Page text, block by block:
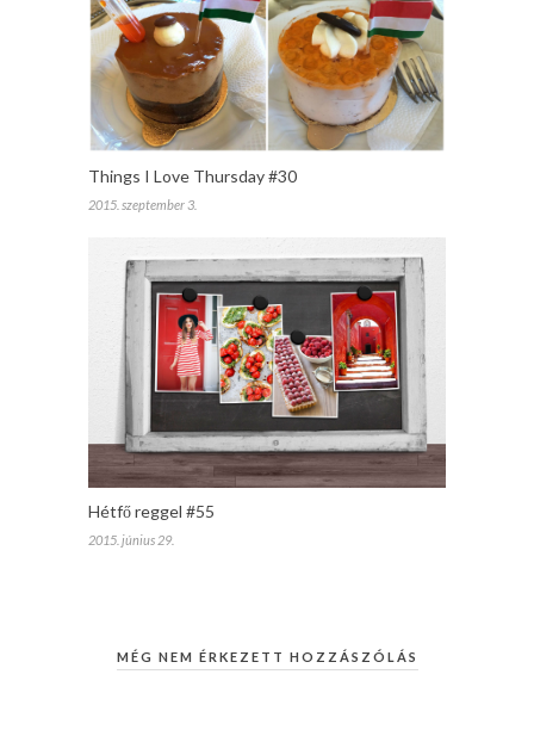
Things I Love Thursday #30
2015. szeptember 3.
Hétfő reggel #55
2015. június 29.
MÉG NEM ÉRKEZETT HOZZÁSZÓLÁS